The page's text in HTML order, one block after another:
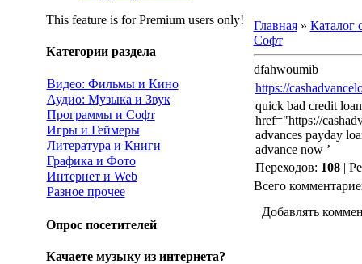
This feature is for Premium users only!
Категории раздела
Видео: Фильмы и Кино
Аудио: Музыка и Звук
Программы и Софт
Игры и Геймеры
Литература и Книги
Графика и Фото
Интернет и Web
Разное прочее
Опрос посетителей
Качаете музыку из интернета?
Главная» Каталог
Софт
dfahwoumib
https://
quick bad credit
href="https://
advances payday
advance now ’
Переходов: 108|
Всего
Добавлять